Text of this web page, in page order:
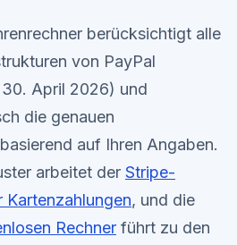
berücksichtigt alle
von PayPal
April 2026) und
die genauen
auf Ihren Angaben.
arbeitet der Stripe-
Kartenzahlungen, und die
Rechner führt zu den